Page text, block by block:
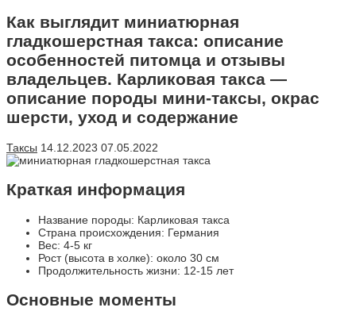
Как выглядит миниатюрная
гладкошерстная такса: описание
особенностей питомца и отзывы
владельцев. Карликовая такса —
описание породы мини-таксы, окрас
шерсти, уход и содержание
Таксы 14.12.2023 07.05.2022
Краткая информация
Название породы: Карликовая такса
Страна происхождения: Германия
Вес: 4-5 кг
Рост (высота в холке): около 30 см
Продолжительность жизни: 12-15 лет
Основные моменты